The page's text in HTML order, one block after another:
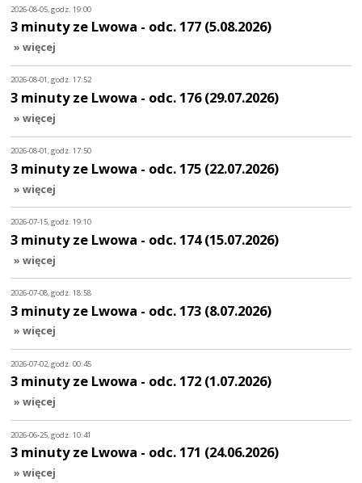
2026-08-05, godz. 19:00
3 minuty ze Lwowa - odc. 177 (5.08.2026)
» więcej
2026-08-01, godz. 17:52
3 minuty ze Lwowa - odc. 176 (29.07.2026)
» więcej
2026-08-01, godz. 17:50
3 minuty ze Lwowa - odc. 175 (22.07.2026)
» więcej
2026-07-15, godz. 19:10
3 minuty ze Lwowa - odc. 174 (15.07.2026)
» więcej
2026-07-08, godz. 18:58
3 minuty ze Lwowa - odc. 173 (8.07.2026)
» więcej
2026-07-02, godz. 00:45
3 minuty ze Lwowa - odc. 172 (1.07.2026)
» więcej
2026-06-25, godz. 10:41
3 minuty ze Lwowa - odc. 171 (24.06.2026)
» więcej